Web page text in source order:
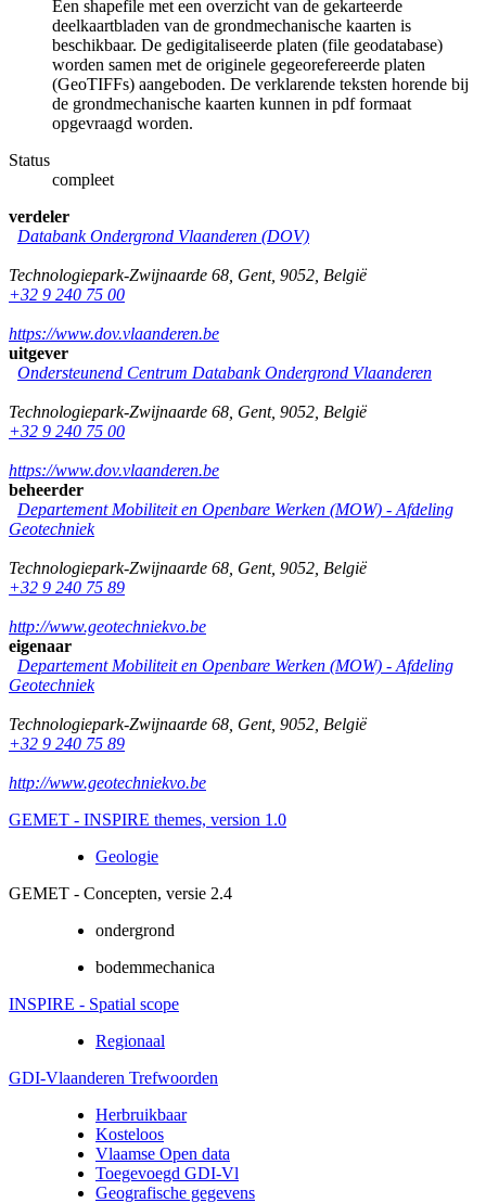
Een shapefile met een overzicht van de gekarteerde
deelkaartbladen van de grondmechanische kaarten is
beschikbaar. De gedigitaliseerde platen (file geodatabase)
worden samen met de originele gegeorefereerde platen
(GeoTIFFs) aangeboden. De verklarende teksten horende bij
de grondmechanische kaarten kunnen in pdf formaat
opgevraagd worden.
Status
compleet
verdeler
Databank Ondergrond Vlaanderen (DOV)
Technologiepark-Zwijnaarde 68 Gent, 9052 België
+32 9 240 75 00
https://www.dov.vlaanderen.be
uitgever
Ondersteunend Centrum Databank Ondergrond Vlaanderen
Technologiepark-Zwijnaarde 68 Gent, 9052 België
+32 9 240 75 00
https://www.dov.vlaanderen.be
beheerder
Departement Mobiliteit en Openbare Werken (MOW) - Afdeling
Geotechniek
Technologiepark-Zwijnaarde 68 Gent, 9052 België
+32 9 240 75 89
http://www.geotechniekvo.be
eigenaar
Departement Mobiliteit en Openbare Werken (MOW) - Afdeling
Geotechniek
Technologiepark-Zwijnaarde 68 Gent, 9052 België
+32 9 240 75 89
http://www.geotechniekvo.be
GEMET - INSPIRE themes, version 1.0
Geologie
GEMET - Concepten, versie 2.4
ondergrond
bodemmechanica
INSPIRE - Spatial scope
Regionaal
GDI-Vlaanderen Trefwoorden
Herbruikbaar
Kosteloos
Vlaamse Open data
Toegevoegd GDI-Vl
Geografische gegevens